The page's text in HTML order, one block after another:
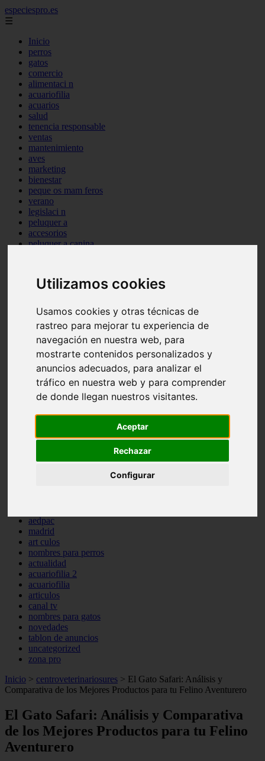
Utilizamos cookies
Usamos cookies y otras técnicas de
rastreo para mejorar tu experiencia de
navegación en nuestra web, para
mostrarte contenidos personalizados y
anuncios adecuados, para analizar el
tráfico en nuestra web y para comprender
de donde llegan nuestros visitantes.
Aceptar
Rechazar
Configurar
especiespro.es
☰
Inicio
perros
gatos
comercio
alimentaci n
acuariofilia
acuarios
salud
tenencia responsable
ventas
mantenimiento
aves
marketing
bienestar
peque os mam feros
verano
legislaci n
peluquer a
accesorios
peluquer a canina
comportamiento
protagonistas
abandono
adopci n
ferias
higiene
snacks
acuario
iberzoo propet
comercios
estanques
viajar
conejos
navidad
aedpac
madrid
art culos
nombres para perros
actualidad
acuariofilia 2
acuariofilia
articulos
canal tv
nombres para gatos
novedades
tablon de anuncios
uncategorized
zona pro
Inicio > centroveterinariosures > El Gato Safari: Análisis y
Comparativa de los Mejores Productos para tu Felino Aventurero
El Gato Safari: Análisis y Comparativa
de los Mejores Productos para tu Felino
Aventurero